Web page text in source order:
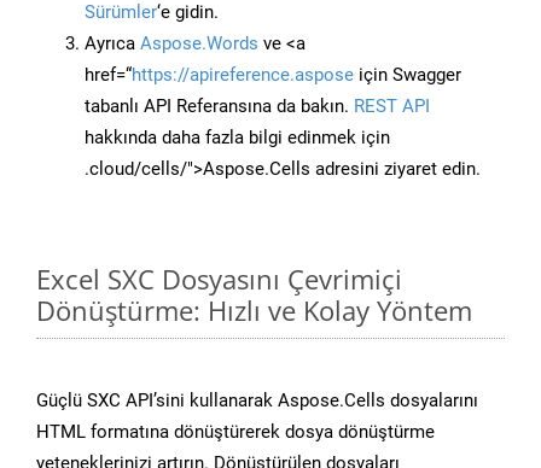
Sürümler‘e gidin.
Ayrıca Aspose.Words ve <a
href=“https://apireference.aspose için Swagger
tabanlı API Referansına da bakın. REST API
hakkında daha fazla bilgi edinmek için
.cloud/cells/">Aspose.Cells adresini ziyaret edin.
Excel SXC Dosyasını Çevrimiçi
Dönüştürme: Hızlı ve Kolay Yöntem
Güçlü SXC API’sini kullanarak Aspose.Cells dosyalarını
HTML formatına dönüştürerek dosya dönüştürme
yeteneklerinizi artırın. Dönüştürülen dosyaları